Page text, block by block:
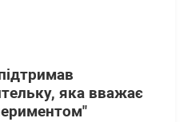
яка вважає